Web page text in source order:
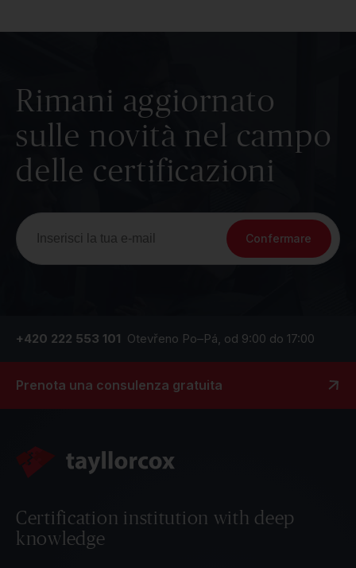
Rimani aggiornato
sulle novità nel campo
delle certificazioni
Confermare
+420 222 553 101 Otevřeno Po–Pá, od 9:00 do 17:00
Prenota una consulenza gratuita
Certification institution with deep
knowledge